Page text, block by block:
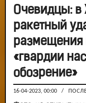
Очевидцы: в
ракетный
размещения
«гвардии
обозрение»
16-04-2023, 00:00 /